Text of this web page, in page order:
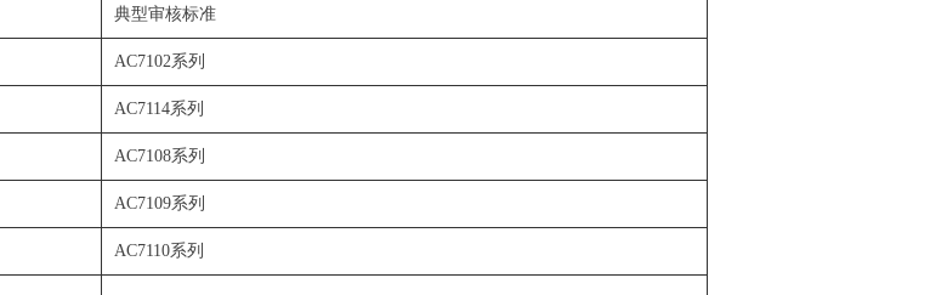
典型审核标准
AC7102系列
AC7114系列
AC7108系列
AC7109系列
AC7110系列